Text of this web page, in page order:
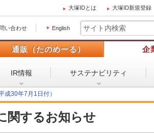
大塚IDとは 大塚ID新規登録
い合わせ English
通販（たのめーる） 企
IR情報 サステナビリティ
成30年7月1日付）
関するお知らせ